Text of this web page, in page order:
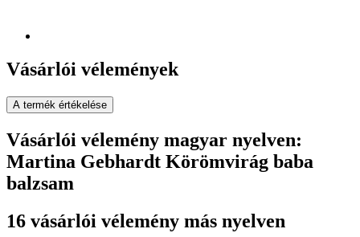
Vásárlói vélemények
A termék értékelése
Vásárlói vélemény magyar nyelven:
Martina Gebhardt Körömvirág baba
balzsam
16 vásárlói vélemény más nyelven